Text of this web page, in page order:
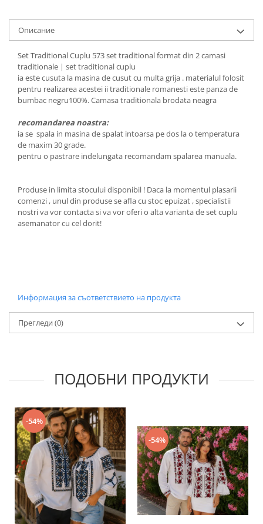
Описание
Set Traditional Cuplu 573 set traditional format din 2 camasi
traditionale | set traditional cuplu
ia este cusuta la masina de cusut cu multa grija . materialul folosit
pentru realizarea acestei ii traditionale romanesti este panza de
bumbac negru100%. Camasa traditionala brodata neagra
recomandarea noastra:
ia se spala in masina de spalat intoarsa pe dos la o temperatura
de maxim 30 grade.
pentru o pastrare indelungata recomandam spalarea manuala.
Produse in limita stocului disponibil ! Daca la momentul plasarii
comenzi , unul din produse se afla cu stoc epuizat , specialistii
nostri va vor contacta si va vor oferi o alta varianta de set cuplu
asemanator cu cel dorit!
Информация за съответствието на продукта
Прегледи (0)
ПОДОБНИ ПРОДУКТИ
-54%
-54%